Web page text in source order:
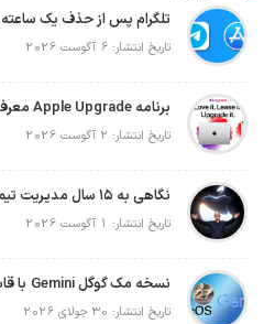
تلگرام پس از حذف یک
تاریخ انتشار: 6 آگوست 2026
تاریخ انتشار: 2 آگوست 2026
نگاهی به ۱۵ سال مدیریت تیم کوک در اپل
تاریخ انتشار: 1 آگوست 2026
تاریخ انتشار: 30 جولای 2026